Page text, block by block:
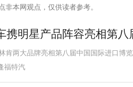
非本网观点，仅供读者参考。
携明星产品阵容亮相第八
肯两大品牌亮相第八届中国国际进口博
福特汽